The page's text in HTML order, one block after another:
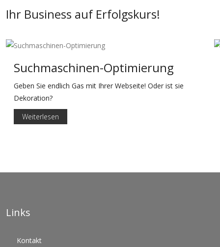
Ihr Business auf Erfolgskurs!
Suchmaschinen-Optimierung
Geben Sie endlich Gas mit Ihrer Webseite! Oder ist sie
Dekoration?
Weiterlesen
Links
Kontakt